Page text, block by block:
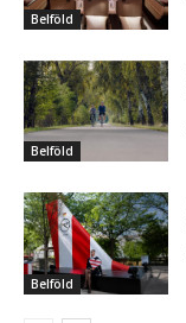
Belföld
Belföld
Belföld